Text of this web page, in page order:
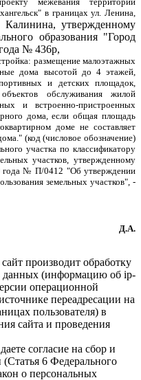
в границах ул. Ленина,
Калинина, утвержденному
образования "Город
№ 436р,
размещение малоэтажных
дома высотой до 4 этажей,
и детских площадок,
обслуживания жилой
и встроенно-пристроенных
дома, если общая площадь
доме не составляет
(код (числовое обозначение)
участкапо классификатору
участков, утвержденному
года № П/0412 "Об утверждении
земельных участков", -
Д.А.
производит обработку
данных (информацию об ip-
операционной
переадресации на
пользователя) в
сайта и проведения
согласие на сбор и
6 Федерального
о персональных